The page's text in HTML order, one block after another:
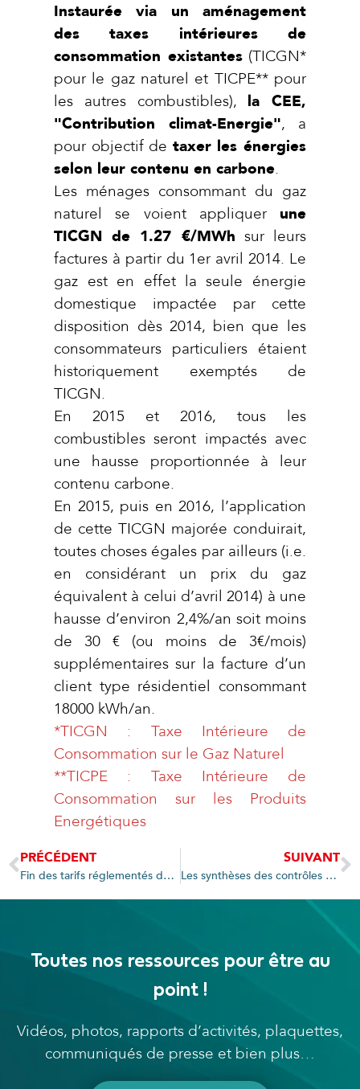
Instaurée via un aménagement
des taxes intérieures de
consommation existantes(TICGN*
pour le gaz naturel et TICPE** pour
les autres combustibles), la CEE,
"Contribution climat-Energie", a
pour objectif de taxer les énergies
selon leur contenu en carbone.
Les ménages consommant du gaz
naturel se voient appliquer une
TICGN de 1.27 €/MWh sur leurs
factures à partir du 1er avril 2014. Le
gaz est en effet la seule énergie
domestique impactée par cette
disposition dès 2014, bien que les
consommateurs particuliers étaient
historiquement exemptés de
TICGN.
En 2015 et 2016, tous les
combustibles seront impactés avec
une hausse proportionnée à leur
contenu carbone.
En 2015, puis en 2016, l’application
de cette TICGN majorée conduirait,
toutes choses égales par ailleurs (i.e.
en considérant un prix du gaz
équivalent à celui d’avril 2014) à une
hausse d’environ 2,4%/an soit moins
de 30 € (ou moins de 3€/mois)
supplémentaires sur la facture d’un
client type résidentiel consommant
18000 kWh/an.
*TICGN : Taxe Intérieure de
Consommation sur le Gaz Naturel
**TICPE : Taxe Intérieure de
Consommation sur les Produits
Energétiques
PRÉCÉDENT
Fin des tarifs réglementés de vente : la loi promulguée ! le compte à rebours a commencé
SUIVANT
Les synthèses des contrôles 2013 des concessions sont en ligne
Toutes nos ressources pour être au
point !
Vidéos, photos, rapports d’activités, plaquettes,
communiqués de presse et bien plus…